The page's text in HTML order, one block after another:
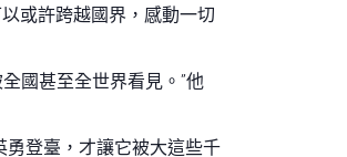
或許跨越國界，感動一切
國甚至全世界看見。”他
勇登臺，才讓它被大這些千